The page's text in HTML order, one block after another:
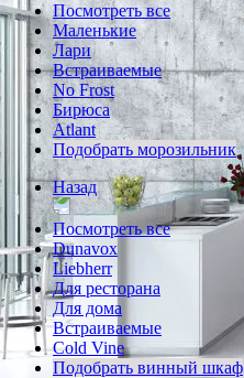
Посмотреть все
Маленькие
Лари
Встраиваемые
No Frost
Бирюса
Atlant
Подобрать морозильник
Назад
Посмотреть все
Dunavox
Liebherr
Для ресторана
Для дома
Встраиваемые
Cold Vine
Подобрать винный шкаф